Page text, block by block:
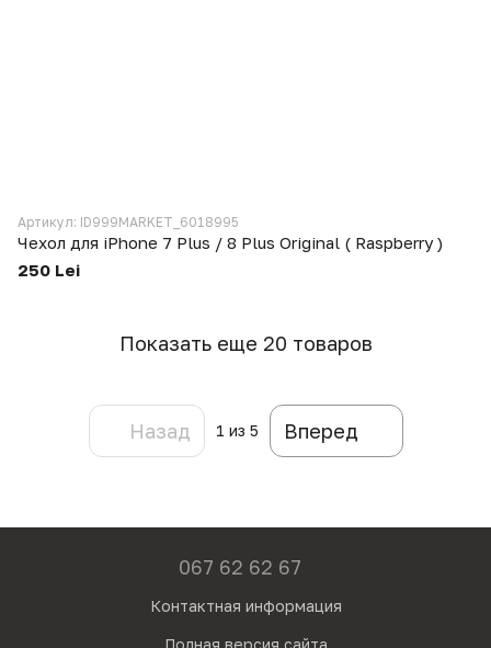
Артикул: ID999MARKET_6018995
Чехол для iPhone 7 Plus / 8 Plus Original ( Raspberry )
250 Lei
Показать еще 20 товаров
Назад 1 из 5 Вперед
067 62 62 67
Контактная информация
Полная версия сайта